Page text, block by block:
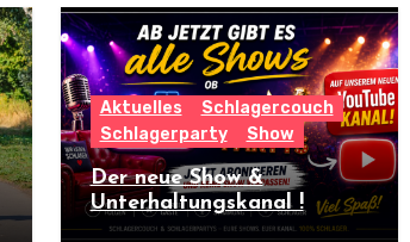
Aktuelles
Schlagercouch
Schlagerparty
Show
Der neue Show &
Unterhaltungskanal !